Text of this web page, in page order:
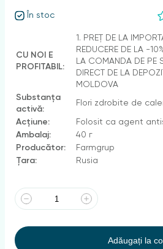
În stoc
CU NOI E
PROFITABIL:
1. PREȚ DE LA
REDUCERE DE LA -
LA COMANDA DE PE
DIRECT DE LA
MOLDOVA
Substanța
activă:
Flori zdrobite de
Acțiune:
Folosit ca agent
Ambalaj:
40 г
Producător:
Farmgrup
Țara:
Rusia
Adăugați la